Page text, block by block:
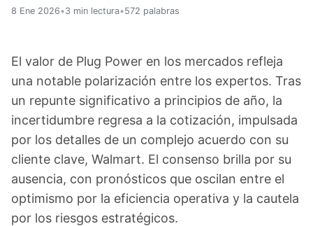
8 Ene 2026•3 min lectura•572 palabras
El valor de Plug Power en los mercados refleja
una notable polarización entre los expertos. Tras
un repunte significativo a principios de año, la
incertidumbre regresa a la cotización, impulsada
por los detalles de un complejo acuerdo con su
cliente clave, Walmart. El consenso brilla por su
ausencia, con pronósticos que oscilan entre el
optimismo por la eficiencia operativa y la cautela
por los riesgos estratégicos.